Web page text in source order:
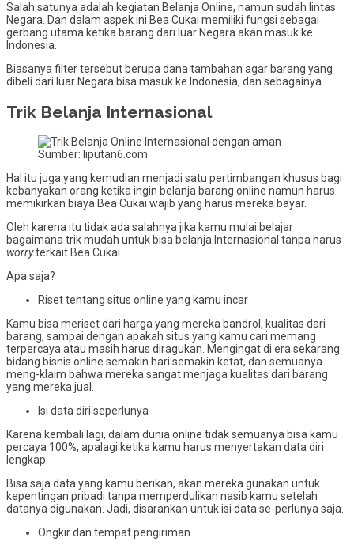
Salah satunya adalah kegiatan Belanja Online, namun sudah lintas
Negara. Dan dalam aspek ini Bea Cukai memiliki fungsi sebagai
gerbang utama ketika barang dari luar Negara akan masuk ke
Indonesia.
Biasanya filter tersebut berupa dana tambahan agar barang yang
dibeli dari luar Negara bisa masuk ke Indonesia, dan sebagainya.
Trik Belanja Internasional
Sumber: liputan6.com
Hal itu juga yang kemudian menjadi satu pertimbangan khusus bagi
kebanyakan orang ketika ingin belanja barang online namun harus
memikirkan biaya Bea Cukai wajib yang harus mereka bayar.
Oleh karena itu tidak ada salahnya jika kamu mulai belajar
bagaimana trik mudah untuk bisa belanja Internasional tanpa harus
worryterkait Bea Cukai.
Apa saja?
Riset tentang situs online yang kamu incar
Kamu bisa meriset dari harga yang mereka bandrol, kualitas dari
barang, sampai dengan apakah situs yang kamu cari memang
terpercaya atau masih harus diragukan. Mengingat di era sekarang
bidang bisnis online semakin hari semakin ketat, dan semuanya
meng-klaim bahwa mereka sangat menjaga kualitas dari barang
yang mereka jual.
Isi data diri seperlunya
Karena kembali lagi, dalam dunia online tidak semuanya bisa kamu
percaya 100%, apalagi ketika kamu harus menyertakan data diri
lengkap.
Bisa saja data yang kamu berikan, akan mereka gunakan untuk
kepentingan pribadi tanpa memperdulikan nasib kamu setelah
datanya digunakan. Jadi, disarankan untuk isi data se-perlunya saja.
Ongkir dan tempat pengiriman